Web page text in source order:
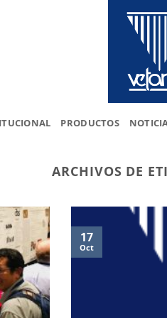
PRODUCTOS
ARCHIVOS DE
17
Oct